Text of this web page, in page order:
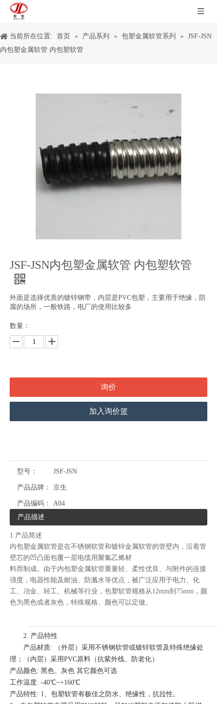
当前所在位置: 首页 » 产品系列 » 包塑金属软管系列 »
JSF-JSN
内包塑金属软管 内包塑软管
JSF-JSN内包塑金属软管 内包塑软管
外面是选择优质的镀锌钢带，内层是PVC包塑，主要用于绝缘，防
腐的场所，一般铁路，电厂的使用比较多
数量：
询价
加入询价篮
型号： JSF-JSN
产品品牌： 京生
产品编码：
A04
产品描述
1.产品简述
内包塑金属软管是在不锈钢软管和镀锌金属软管的管壁内，沿着管
壁芯的凹凸面包覆一层电缆用聚氯乙烯材
料而制成。由于内包塑金属软管重量轻、柔性优良、与附件的连接
强度，电器性能及耐油、防溅水等优点，被广泛应用于电力、化
工、冶金、轻工、机械等行业，包塑软管规格从12mm到75mm，颜
色为黑色或者灰色，特殊规格、颜色可以定做。
2. 产品特性
产品材质: （外层）采用不锈钢软管或镀锌软管及特殊绝缘处
理；（内层）采用PVC原料（抗紫外线、防老化）
产品颜色: 黑色、灰色 其它颜色可选
工作温度: -40℃~+160℃
产品特性: 1、包塑软管有极佳之防水、绝缘性，抗拉性。